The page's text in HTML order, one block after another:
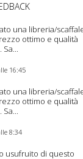
una libreria/
ottimo e qualità
16:45
una libreria/
ottimo e qualità
8:34
usufruito di questo